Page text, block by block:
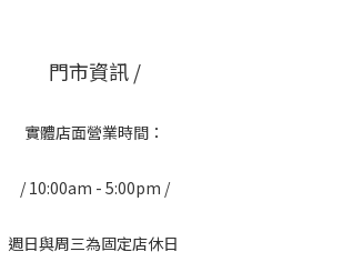
門市資訊 /
實體店面營業時間：
/ 10:00am - 5:00pm /
週日與周三為固定店休日